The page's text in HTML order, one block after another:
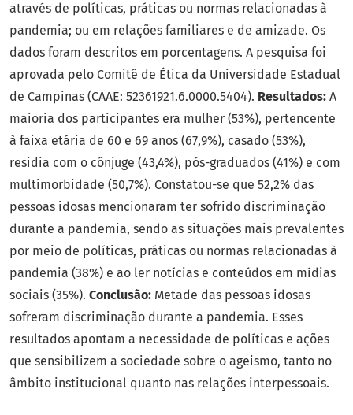
através de políticas, práticas ou normas relacionadas à
pandemia; ou em relações familiares e de amizade. Os
dados foram descritos em porcentagens. A pesquisa foi
aprovada pelo Comitê de Ética da Universidade Estadual
de Campinas (CAAE: 52361921.6.0000.5404). Resultados: A
maioria dos participantes era mulher (53%), pertencente
à faixa etária de 60 e 69 anos (67,9%), casado (53%),
residia com o cônjuge (43,4%), pós-graduados (41%) e com
multimorbidade (50,7%). Constatou-se que 52,2% das
pessoas idosas mencionaram ter sofrido discriminação
durante a pandemia, sendo as situações mais prevalentes
por meio de políticas, práticas ou normas relacionadas à
pandemia (38%) e ao ler notícias e conteúdos em mídias
sociais (35%). Conclusão: Metade das pessoas idosas
sofreram discriminação durante a pandemia. Esses
resultados apontam a necessidade de políticas e ações
que sensibilizem a sociedade sobre o ageismo, tanto no
âmbito institucional quanto nas relações interpessoais.